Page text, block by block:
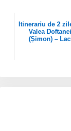
Itinerariu de 2
Valea
(Șimon) –